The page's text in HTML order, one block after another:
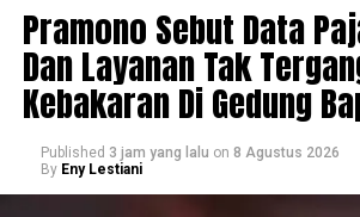
Pramono Sebut Data
Dan Layanan Tak
Kebakaran Di Gedung
Published 3 jam yang lalu on 8 Agustus 2026
By Eny Lestiani